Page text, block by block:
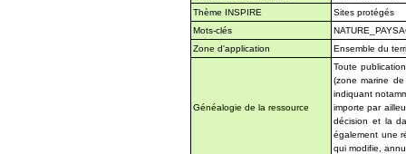
Thème INSPIRE
Sites protégés
Mots-clés
Zone d'application
Ensemble du
Généalogie de la ressource
Toute
(zone marine
indiquant
importe par
décision et la
également une
qui modifie,